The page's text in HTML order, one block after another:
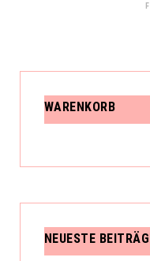
WARENKORB
NEUESTE